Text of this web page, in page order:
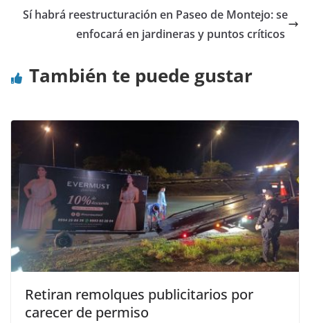
Sí habrá reestructuración en Paseo de Montejo: se
enfocará en jardineras y puntos críticos
También te puede gustar
Retiran remolques publicitarios por
carecer de permiso